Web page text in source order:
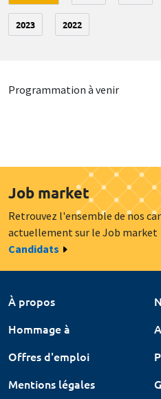
2023 2022
Programmation à venir
Job market
Retrouvez l'ensemble de nos
actuellement sur le Job market
Candidats
À propos
Hommage à
Offres d'emploi
Mentions légales